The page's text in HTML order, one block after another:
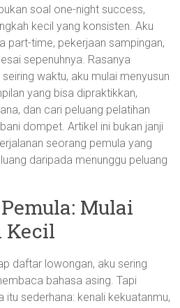
soal one-night success,
kecil yang konsisten. Aku
part-time, pekerjaan sampingan,
sepenuhnya. Rasanya
waktu, aku mulai menyusun
yang bisa dipraktikkan,
dan cari peluang pelatihan
dompet. Artikel ini bukan janji
seorang pemula yang
daripada menunggu peluang
Mulai
Kecil
daftar lowongan, aku sering
bahasa asing. Tapi
itu sederhana: kenali kekuatanmu,